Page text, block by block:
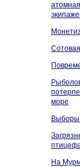
море
Выборы
На